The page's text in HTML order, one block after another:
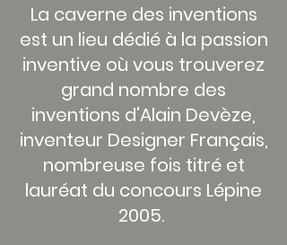
La caverne des inventions
est un lieu dédié à la passion
inventive où vous trouverez
grand nombre des
inventions d'Alain Devèze,
inventeur Designer Français,
nombreuse fois titré et
lauréat du concours Lépine
2005.